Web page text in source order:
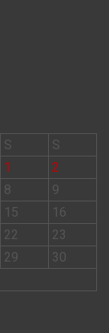
S
S
1
2
8
9
15
16
22
23
29
30